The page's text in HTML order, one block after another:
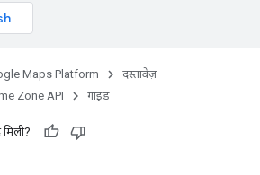
Maps Platform
दस्तावेज़
Zone API गाइड